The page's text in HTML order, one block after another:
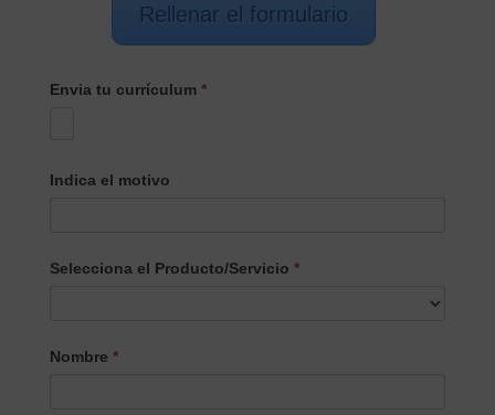
Rellenar el formulario
Envia tu currículum *
Indica el motivo
Selecciona el Producto/Servicio *
el
Nombre *